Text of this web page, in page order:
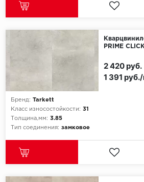
PRIME
Бренд: Tarkett
Класс износостойкости: 31
Толщина,мм: 3.85
Тип соединения: замковое
1 391
2 420 руб.